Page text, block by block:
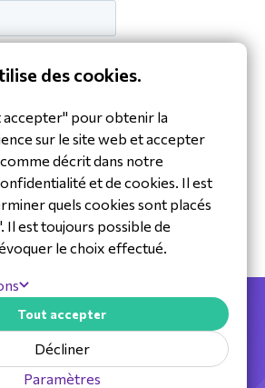
dans l'industrie
d’assistance
full service pour toutes
télécoms,
et de sécurité.
des cookies.
accepter" pour obtenir la
sur le site web et accepter
décrit dans notre
et de cookies. Il est
quels cookies sont placés
Il est toujours possible de
le choix effectué.
Paramètres
Décliner
Tout accepter